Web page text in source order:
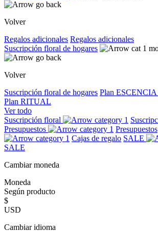
Volver
Regalos adicionales Regalos adicionales
Suscripción floral de hogares
Volver
Suscripción floral de hogares Plan ESCENCIA
Plan RITUAL
Ver todo
Suscripción floral
Presupuestos
Presupuestos
Cajas de regalo SALE
SALE
Cambiar moneda
Moneda
Según producto
$
USD
Cambiar idioma